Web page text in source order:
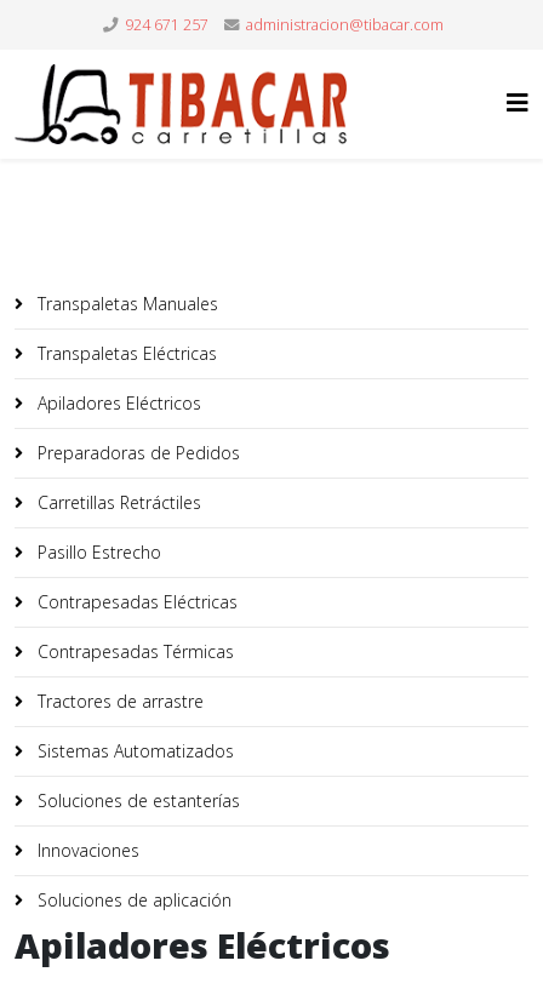
924 671 257
Transpaletas Manuales
Transpaletas Eléctricas
Apiladores Eléctricos
Preparadoras de Pedidos
Carretillas Retráctiles
Pasillo Estrecho
Contrapesadas Eléctricas
Contrapesadas Térmicas
Tractores de arrastre
Sistemas Automatizados
Soluciones de estanterías
Innovaciones
Soluciones de aplicación
Apiladores Eléctricos